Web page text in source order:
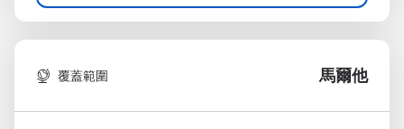
覆蓋範圍 馬爾他